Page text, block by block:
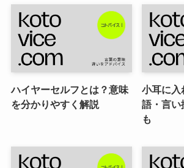
ハイヤーセルフとは？意味
を分かりやすく解説
小耳に入
語・言い
も